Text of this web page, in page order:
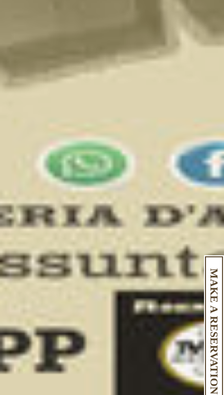
MAKE A RESERVATION